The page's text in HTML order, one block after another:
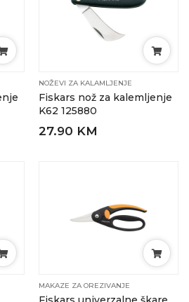
NOŽEVI ZA KALAMLJENJE
Fiskars nož za kalemljenje
K62 125880
27.90 KM
MAKAZE ZA OREZIVANJE